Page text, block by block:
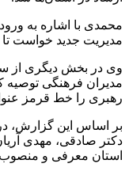
محمدی با اشاره به
مدیریت جدید خواست تا
وی در بخش دیگری از
مدیران فرهنگی توصیه
رهبری را خط قرمز
بر اساس این گزارش،
دکتر صادقی، مهدی
استان معرفی و